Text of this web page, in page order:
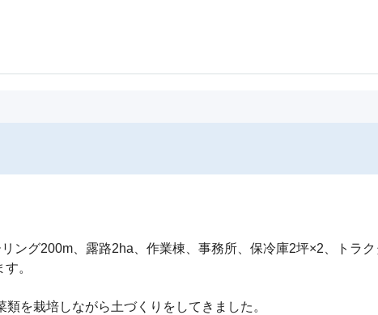
ング200m、露路2ha、作業棟、事務所、保冷庫2坪×2、トラ
。
を栽培しながら土づくりをしてきました。